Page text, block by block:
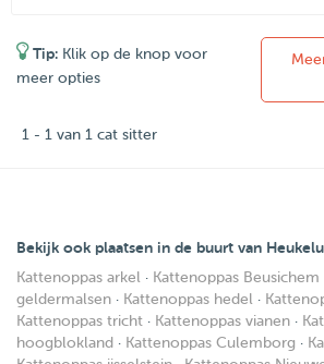
Tip: Klik op de knop voor
meer opties
1 - 1 van 1 cat sitter
Bekijk ook plaatsen in de buurt van
Kattenoppas arkel · Kattenoppas Beusichem
geldermalsen · Kattenoppas hedel ·
Kattenoppas tricht · Kattenoppas vianen ·
hoogblokland · Kattenoppas Culemborg ·